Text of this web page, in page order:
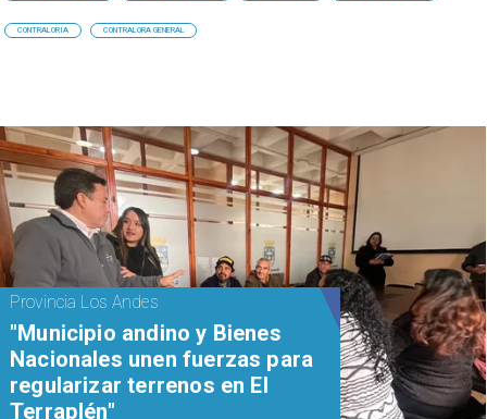
CONTRALORIA CONTRALORA GENERAL
Provincia Los Andes
"Municipio andino y Bienes
Nacionales unen fuerzas para
regularizar terrenos en El
Terraplén"